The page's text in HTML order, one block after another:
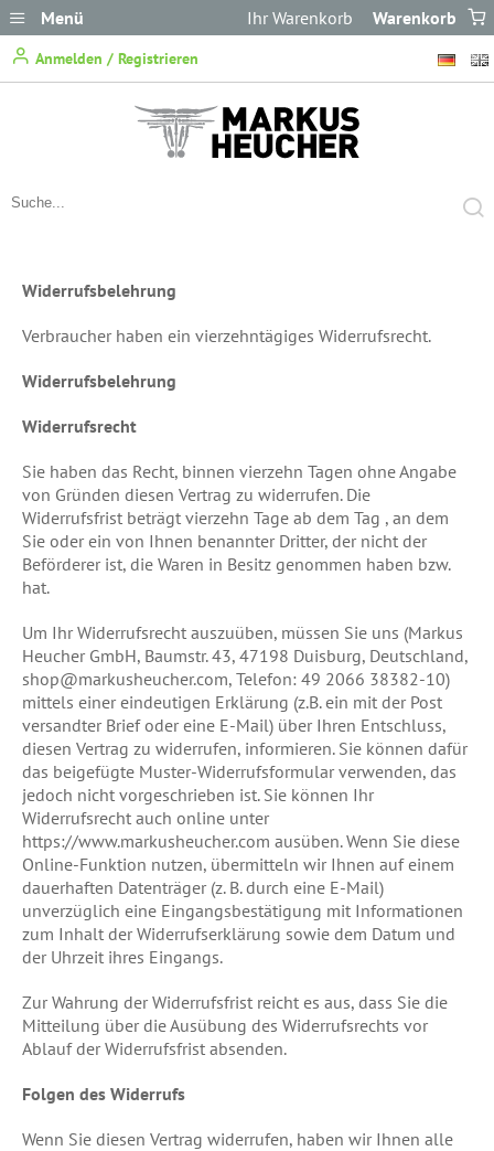
Menü
Anmelden / Registrieren
Warenkorb
Ihr Warenkorb
Widerrufsbelehrung
Verbraucher haben ein vierzehntägiges Widerrufsrecht.
Widerrufsbelehrung
Widerrufsrecht
Sie haben das Recht, binnen vierzehn Tagen ohne Angabe
von Gründen diesen Vertrag zu widerrufen. Die
Widerrufsfrist beträgt vierzehn Tage ab dem Tag , an dem
Sie oder ein von Ihnen benannter Dritter, der nicht der
Beförderer ist, die Waren in Besitz genommen haben bzw.
hat.
Um Ihr Widerrufsrecht auszuüben, müssen Sie uns (Markus
Heucher GmbH, Baumstr. 43, 47198 Duisburg, Deutschland,
shop@markusheucher.com, Telefon: 49 2066 38382-10)
mittels einer eindeutigen Erklärung (z.B. ein mit der Post
versandter Brief oder eine E-Mail) über Ihren Entschluss,
diesen Vertrag zu widerrufen, informieren. Sie können dafür
das beigefügte Muster-Widerrufsformular verwenden, das
jedoch nicht vorgeschrieben ist. Sie können Ihr
Widerrufsrecht auch online unter
https://www.markusheucher.com ausüben. Wenn Sie diese
Online-Funktion nutzen, übermitteln wir Ihnen auf einem
dauerhaften Datenträger (z. B. durch eine E-Mail)
unverzüglich eine Eingangsbestätigung mit Informationen
zum Inhalt der Widerrufserklärung sowie dem Datum und
der Uhrzeit ihres Eingangs.
Zur Wahrung der Widerrufsfrist reicht es aus, dass Sie die
Mitteilung über die Ausübung des Widerrufsrechts vor
Ablauf der Widerrufsfrist absenden.
Folgen des Widerrufs
Wenn Sie diesen Vertrag widerrufen, haben wir Ihnen alle